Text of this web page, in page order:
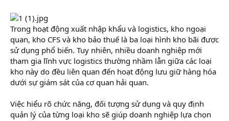
r
Trong hoạt động xuất nhập khẩu và logistics, kho ngoại
quan, kho CFS và kho bảo thuế là ba loại hình kho bãi được
sử dụng phổ biến. Tuy nhiên, nhiều doanh nghiệp mới
tham gia lĩnh vực logistics thường nhầm lẫn giữa các loại
kho này do đều liên quan đến hoạt động lưu giữ hàng hóa
dưới sự giám sát của cơ quan hải quan.
Việc hiểu rõ chức năng, đối tượng sử dụng và quy định
quản lý của từng loại kho sẽ giúp doanh nghiệp lựa chọn